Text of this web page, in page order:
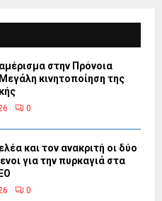
στην Πρόνοια
κινητοποίηση της
0
και τον ανακριτή οι δύο
για την πυρκαγιά στα
0